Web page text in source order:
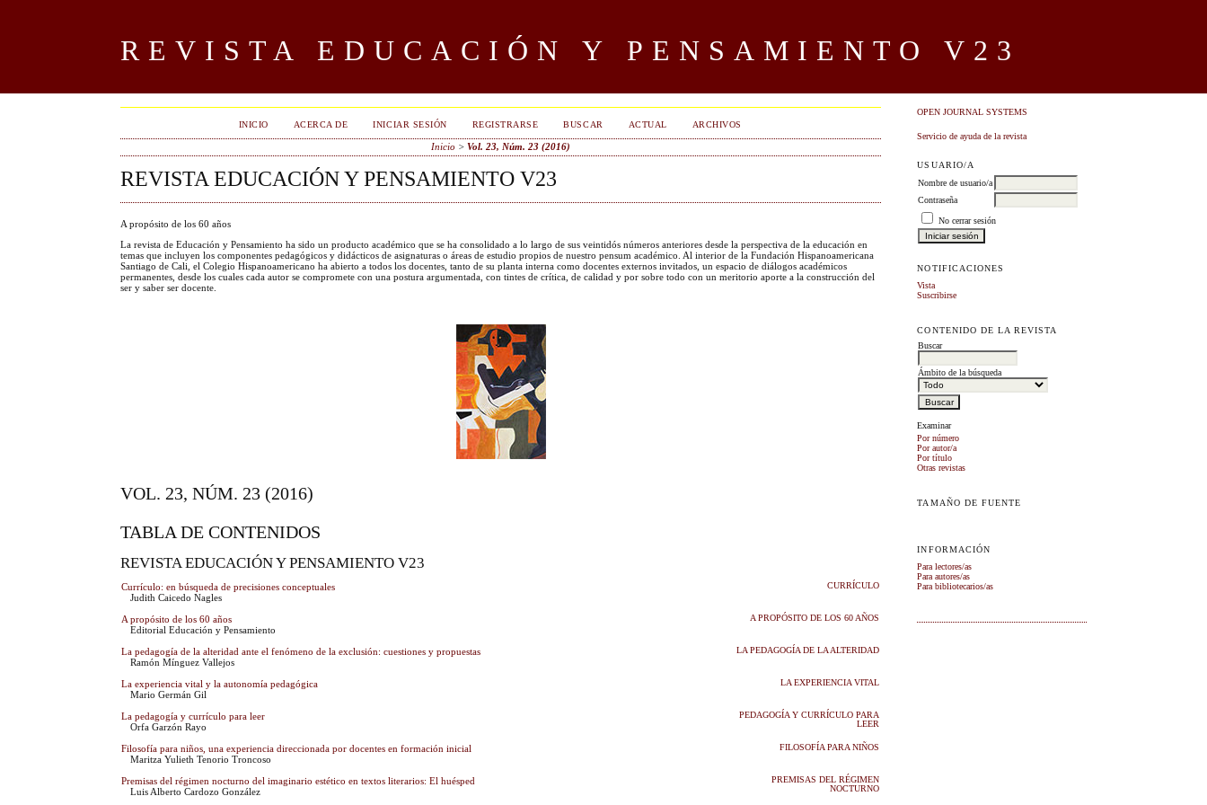
REVISTA EDUCACIÓN Y PENSAMIENTO V23
OPEN JOURNAL SYSTEMS
Servicio de ayuda de la revista
USUARIO/A
Nombre de usuario/a
Contraseña
No cerrar sesión
NOTIFICACIONES
Vista
Suscribirse
CONTENIDO DE LA REVISTA
Buscar
Ámbito de la búsqueda
Examinar
Por número
Por autor/a
Por título
Otras revistas
TAMAÑO DE FUENTE
INFORMACIÓN
Para lectores/as
Para autores/as
Para bibliotecarios/as
INICIO ACERCA DE INICIAR SESIÓN REGISTRARSE BUSCAR ACTUAL ARCHIVOS
Inicio >Vol. 23, Núm. 23 (2016)
REVISTA EDUCACIÓN Y PENSAMIENTO V23
A propósito de los 60 años
La revista de Educación y Pensamiento ha sido un producto académico que se ha consolidado a lo largo de sus veintidós números anteriores desde la perspectiva de la educación en
temas que incluyen los componentes pedagógicos y didácticos de asignaturas o áreas de estudio propios de nuestro pensum académico. Al interior de la Fundación Hispanoamericana
Santiago de Cali, el Colegio Hispanoamericano ha abierto a todos los docentes, tanto de su planta interna como docentes externos invitados, un espacio de diálogos académicos
permanentes, desde los cuales cada autor se compromete con una postura argumentada, con tintes de crítica, de calidad y por sobre todo con un meritorio aporte a la construcción del
ser y saber ser docente.
VOL. 23, NÚM. 23 (2016)
TABLA DE CONTENIDOS
REVISTA EDUCACIÓN Y PENSAMIENTO V23
Currículo: en búsqueda de precisiones conceptuales
Judith Caicedo Nagles
CURRÍCULO
A propósito de los 60 años
Editorial Educación y Pensamiento
A PROPÓSITO DE LOS 60 AÑOS
La pedagogía de la alteridad ante el fenómeno de la exclusión: cuestiones y propuestas
Ramón Mínguez Vallejos
LA PEDAGOGÍA DE LA ALTERIDAD
La experiencia vital y la autonomía pedagógica
Mario Germán Gil
LA EXPERIENCIA VITAL
La pedagogía y currículo para leer
Orfa Garzón Rayo
PEDAGOGÍA Y CURRÍCULO PARA
LEER
Filosofía para niños, una experiencia direccionada por docentes en formación inicial
Maritza Yulieth Tenorio Troncoso
FILOSOFÍA PARA NIÑOS
Premisas del régimen nocturno del imaginario estético en textos literarios: El huésped
Luis Alberto Cardozo González
PREMISAS DEL RÉGIMEN
NOCTURNO